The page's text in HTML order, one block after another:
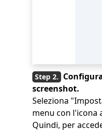
screenshot.
Seleziona
menu con l'icona
Quindi, per